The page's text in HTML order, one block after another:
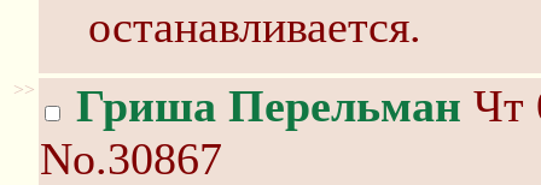
останавливается.
>> Гриша Перельман Чт
No.30867